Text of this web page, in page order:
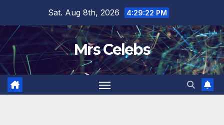
content
Sat. Aug 8th, 2026 4:29:23 PM
Mrs Celebs